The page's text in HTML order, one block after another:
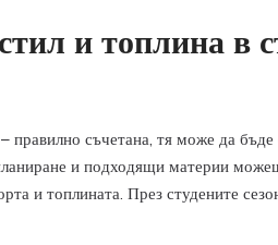
и топлина в
правилно съчетана, тя може да бъде
и подходящи материи
и топлината. През студените